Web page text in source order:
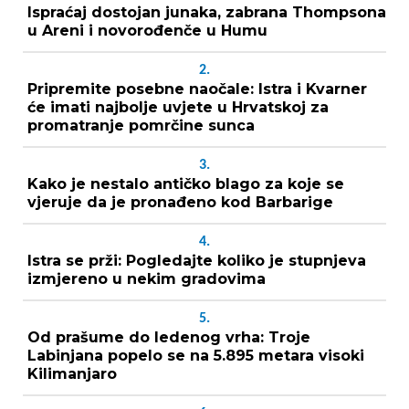
Ispraćaj dostojan junaka, zabrana Thompsona
u Areni i novorođenče u Humu
2.
Pripremite posebne naočale: Istra i Kvarner
će imati najbolje uvjete u Hrvatskoj za
promatranje pomrčine sunca
3.
Kako je nestalo antičko blago za koje se
vjeruje da je pronađeno kod Barbarige
4.
Istra se prži: Pogledajte koliko je stupnjeva
izmjereno u nekim gradovima
5.
Od prašume do ledenog vrha: Troje
Labinjana popelo se na 5.895 metara visoki
Kilimanjaro